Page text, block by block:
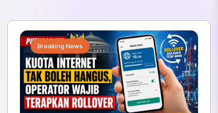
Breaking News